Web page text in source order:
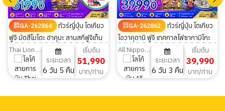
GA-262864
ทัวร์ญี่ปุ่น โตเกียว
ฟูจิ มัตสึโมโตะ ฮาคุบะ ลานสกีฟูจิเท็น
ขึ้นกระะเช้าอิวาทาเกะ 6วัน 5คืน
Thai Lion Air
ระยะเวลา
6 วัน 5 คืน
เริ่มต้น
51,990
บาท/ท่าน
GA-262862
ทัวร์ญี่ปุ่น โตเกียว
โอวาคุดานิ ฟูจิ เทศกาลไฟซากามิโกะ
ลานสกีฟูจิเท็น (ฟรีเดย์ 1วัน) 6วัน
3คืน
All Nippon Airways
ระยะเวลา
6 วัน 3 คืน
เริ่มต้น
39,990
บาท/ท่าน